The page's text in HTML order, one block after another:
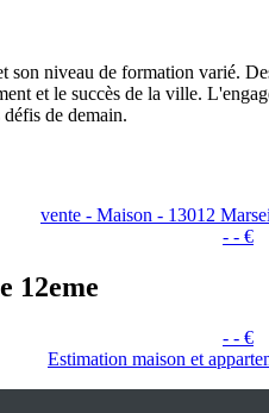
niveau de formation varié.
et le succès de la ville.
de demain.
vente - Maison - 13012
- - €
12eme
- - €
Estimation maison et